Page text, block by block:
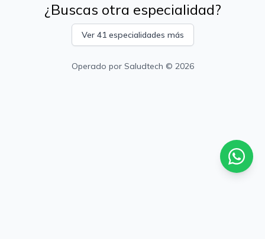
¿Buscas otra especialidad?
Ver 41 especialidades más
Operado por Saludtech © 2026